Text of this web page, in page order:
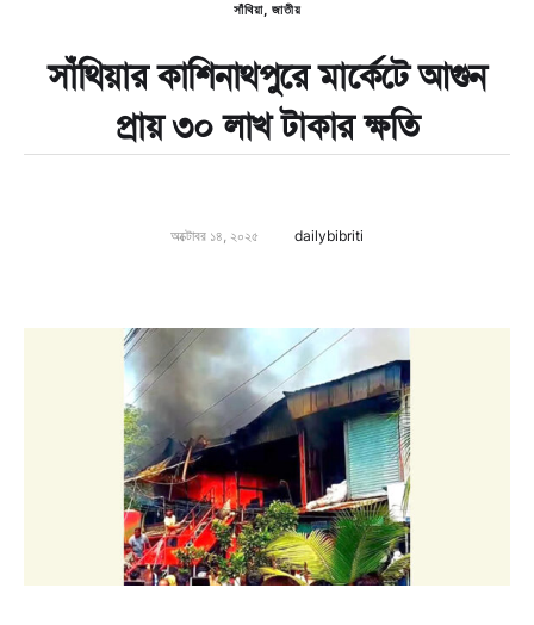
সাঁথিয়া, জাতীয়
সাঁথিয়ার কাশিনাথপুরে মার্কেটে আগুন
প্রায় ৩০ লাখ টাকার ক্ষতি
অক্টোবর ১৪, ২০২৫ dailybibriti